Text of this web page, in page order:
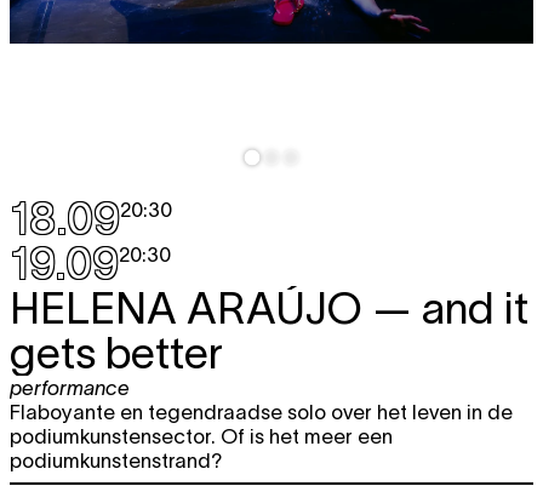
18.0920:30
19.0920:30
HELENA ARAÚJO — and it
gets better
performance
Flaboyante en tegendraadse solo over het leven in de
podiumkunstensector. Of is het meer een
podiumkunstenstrand?